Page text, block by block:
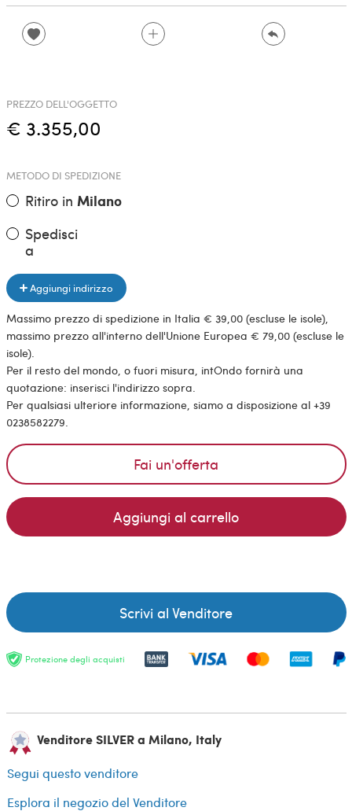
PREZZO DELL'OGGETTO
€ 3.355,00
METODO DI SPEDIZIONE
Ritiro in Milano
Spedisci
a
Aggiungi indirizzo
Massimo prezzo di spedizione in Italia € 39,00 (escluse le isole),
massimo prezzo all'interno dell'Unione Europea € 79,00 (escluse le
isole).
Per il resto del mondo, o fuori misura, intOndo fornirà una
quotazione: inserisci l'indirizzo sopra.
Per qualsiasi ulteriore informazione, siamo a disposizione al +39
0238582279.
Fai un'offerta
Aggiungi al carrello
Scrivi al Venditore
Protezione degli acquisti
Venditore SILVER a Milano, Italy
Segui questo venditore
Esplora il negozio del Venditore